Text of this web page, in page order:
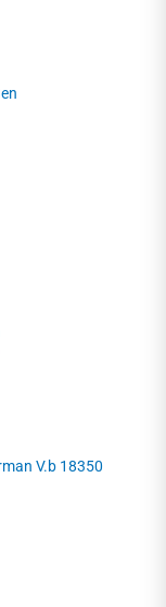
V.b 18350